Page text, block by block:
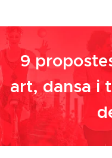
9
art, dansa i